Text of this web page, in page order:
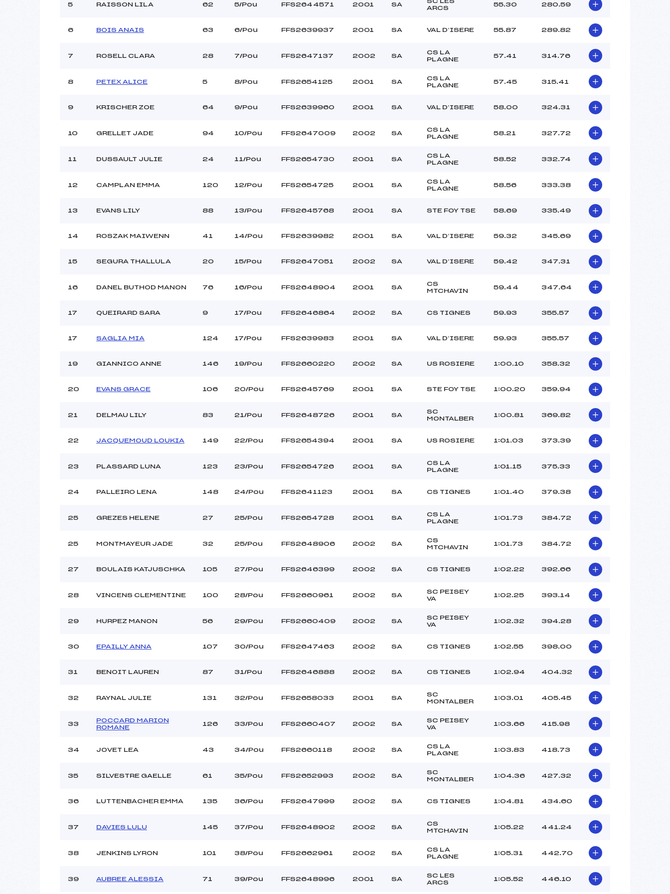
Météo :
BEAU
Température départ :
– 2
Pénalité appliquée :
255.0000
5 RAISSON LILA 62 5/Pou FFS2644571 2001 SA
ARCS
55.30 280.59
6 BOIS ANAIS 63 6/Pou FFS2639937 2001 SA VAL D’ISERE 55.87 289.82
7 ROSELL CLARA 28 7/Pou FFS2647137 2002 SA
CS LA
PLAGNE
57.41 314.76
8 PETEX ALICE 5 8/Pou FFS2654125 2001 SA
CS LA
PLAGNE
57.45 315.41
9 KRISCHER ZOE 64 9/Pou FFS2639960 2001 SA VAL D’ISERE 58.00 324.31
10 GRELLET JADE 94 10/Pou FFS2647009 2002 SA
CS LA
PLAGNE
58.21 327.72
11 DUSSAULT JULIE 24 11/Pou FFS2654730 2001 SA
CS LA
PLAGNE
58.52 332.74
12 CAMPLAN EMMA 120 12/Pou FFS2654725 2001 SA
CS LA
PLAGNE
58.56 333.38
13 EVANS LILY 88 13/Pou FFS2645768 2001 SA STE FOY TSE 58.69 335.49
14 ROSZAK MAIWENN 41 14/Pou FFS2639982 2001 SA VAL D’ISERE 59.32 345.69
15 SEGURA THALLULA 20 15/Pou FFS2647051 2002 SA VAL D’ISERE 59.42 347.31
16 DANEL BUTHOD MANON 76 16/Pou FFS2648904 2001 SA
CS
MTCHAVIN
59.44 347.64
17 QUEIRARD SARA 9 17/Pou FFS2646864 2002 SA CS TIGNES 59.93 355.57
17 SAGLIA MIA 124 17/Pou FFS2639983 2001 SA VAL D’ISERE 59.93 355.57
19 GIANNICO ANNE 146 19/Pou FFS2660220 2002 SA US ROSIERE 1:00.10 358.32
20 EVANS GRACE 106 20/Pou FFS2645769 2001 SA STE FOY TSE 1:00.20 359.94
21 DELMAU LILY 83 21/Pou FFS2648726 2001 SA
SC
MONTALBER
1:00.81 369.82
22 JACQUEMOUD LOUKIA 149 22/Pou FFS2654394 2001 SA US ROSIERE 1:01.03 373.39
23 PLASSARD LUNA 123 23/Pou FFS2654726 2001 SA
CS LA
PLAGNE
1:01.15 375.33
24 PALLEIRO LENA 148 24/Pou FFS2641123 2001 SA CS TIGNES 1:01.40 379.38
25 GREZES HELENE 27 25/Pou FFS2654728 2001 SA
CS LA
PLAGNE
1:01.73 384.72
25 MONTMAYEUR JADE 32 25/Pou FFS2648906 2002 SA
CS
MTCHAVIN
1:01.73 384.72
27 BOULAIS KATJUSCHKA 105 27/Pou FFS2646399 2002 SA CS TIGNES 1:02.22 392.66
28 VINCENS CLEMENTINE 100 28/Pou FFS2660961 2002 SA
SC PEISEY
VA
1:02.25 393.14
29 HURPEZ MANON 56 29/Pou FFS2660409 2002 SA
SC PEISEY
VA
1:02.32 394.28
30 EPAILLY ANNA 107 30/Pou FFS2647463 2002 SA CS TIGNES 1:02.55 398.00
31 BENOIT LAUREN 87 31/Pou FFS2646888 2002 SA CS TIGNES 1:02.94 404.32
32 RAYNAL JULIE 131 32/Pou FFS2658033 2001 SA
SC
MONTALBER
1:03.01 405.45
33
POCCARD MARION
ROMANE
126 33/Pou FFS2660407 2002 SA
SC PEISEY
VA
1:03.66 415.98
34 JOVET LEA 43 34/Pou FFS2660118 2002 SA
CS LA
PLAGNE
1:03.83 418.73
35 SILVESTRE GAELLE 61 35/Pou FFS2652993 2002 SA
SC
MONTALBER
1:04.36 427.32
36 LUTTENBACHER EMMA 135 36/Pou FFS2647999 2002 SA CS TIGNES 1:04.81 434.60
37 DAVIES LULU 145 37/Pou FFS2648902 2002 SA
CS
MTCHAVIN
1:05.22 441.24
38 JENKINS LYRON 101 38/Pou FFS2662961 2002 SA
CS LA
PLAGNE
1:05.31 442.70
39 AUBREE ALESSIA 71 39/Pou FFS2648996 2001 SA
SC LES
ARCS
1:05.52 446.10